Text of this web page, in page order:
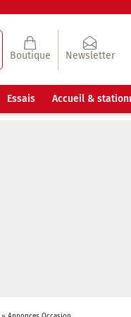
Boutique Newsletter
Essais Accueil &